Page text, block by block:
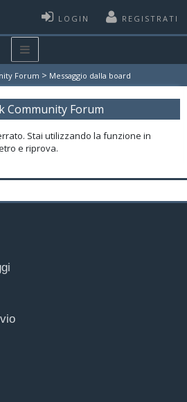
LOGIN REGISTRATI
Forum > Messaggio dalla board
Community Forum
Stai utilizzando la funzione in
e riprova.